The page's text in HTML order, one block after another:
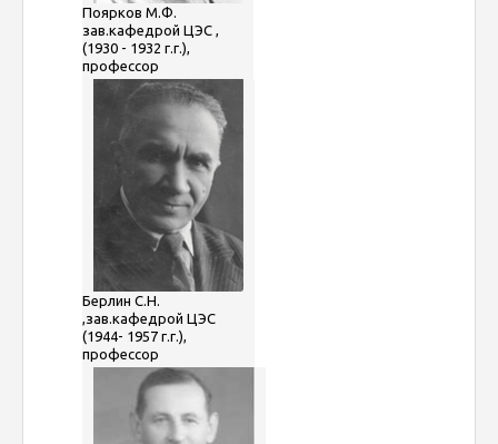
Поярков М.Ф.
зав.кафедрой ЦЭС ,
(1930 - 1932 г.г.),
профессор
Берлин С.Н.
,зав.кафедрой ЦЭС
(1944- 1957 г.г.),
профессор